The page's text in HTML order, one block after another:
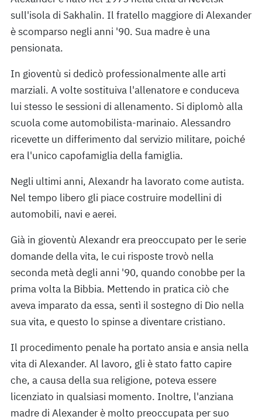
sull'isola di Sakhalin. Il fratello maggiore di Alexander
è scomparso negli anni '90. Sua madre è una
pensionata.
In gioventù si dedicò professionalmente alle arti
marziali. A volte sostituiva l'allenatore e conduceva
lui stesso le sessioni di allenamento. Si diplomò alla
scuola come automobilista-marinaio. Alessandro
ricevette un differimento dal servizio militare, poiché
era l'unico capofamiglia della famiglia.
Negli ultimi anni, Alexandr ha lavorato come autista.
Nel tempo libero gli piace costruire modellini di
automobili, navi e aerei.
Già in gioventù Alexandr era preoccupato per le serie
domande della vita, le cui risposte trovò nella
seconda metà degli anni '90, quando conobbe per la
prima volta la Bibbia. Mettendo in pratica ciò che
aveva imparato da essa, sentì il sostegno di Dio nella
sua vita, e questo lo spinse a diventare cristiano.
Il procedimento penale ha portato ansia e ansia nella
vita di Alexander. Al lavoro, gli è stato fatto capire
che, a causa della sua religione, poteva essere
licenziato in qualsiasi momento. Inoltre, l'anziana
madre di Alexander è molto preoccupata per suo